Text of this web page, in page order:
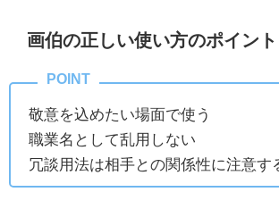
画伯の正しい使い方のポイント
敬意を込めたい場面で使う
職業名として乱用しない
冗談用法は相手との関係性に注意す